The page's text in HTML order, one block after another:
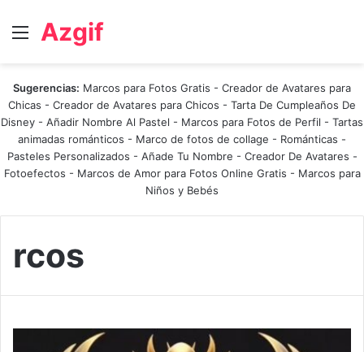
Menú
Azgif
Sugerencias: Marcos para Fotos Gratis - Creador de Avatares para
Chicas - Creador de Avatares para Chicos - Tarta De Cumpleaños De
Disney - Añadir Nombre Al Pastel - Marcos para Fotos de Perfil - Tartas
animadas románticos - Marco de fotos de collage - Románticas -
Pasteles Personalizados - Añade Tu Nombre - Creador De Avatares -
Fotoefectos - Marcos de Amor para Fotos Online Gratis - Marcos para
Niños y Bebés
rcos